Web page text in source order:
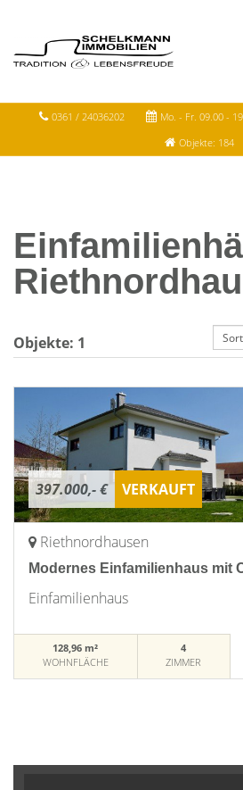
0361 / 24036202 Mo. - Fr. 09.00 -
Objekte: 184
Objekte: 1
397.000,- € VERKAUFT
Riethnordhausen
Modernes Einfamilienhaus mit
Einfamilienhaus
128,96 m²
WOHNFLÄCHE
4
ZIMMER